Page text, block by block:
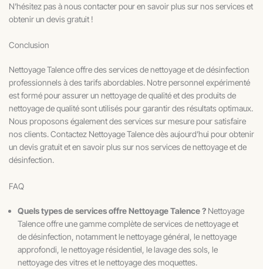
N’hésitez pas à nous contacter pour en savoir plus sur nos services et
obtenir un devis gratuit !
Conclusion
Nettoyage Talence offre des services de nettoyage et de désinfection
professionnels à des tarifs abordables. Notre personnel expérimenté
est formé pour assurer un nettoyage de qualité et des produits de
nettoyage de qualité sont utilisés pour garantir des résultats optimaux.
Nous proposons également des services sur mesure pour satisfaire
nos clients. Contactez Nettoyage Talence dès aujourd’hui pour obtenir
un devis gratuit et en savoir plus sur nos services de nettoyage et de
désinfection.
FAQ
Quels types de services offre Nettoyage Talence ? Nettoyage
Talence offre une gamme complète de services de nettoyage et
de désinfection, notamment le nettoyage général, le nettoyage
approfondi, le nettoyage résidentiel, le lavage des sols, le
nettoyage des vitres et le nettoyage des moquettes.